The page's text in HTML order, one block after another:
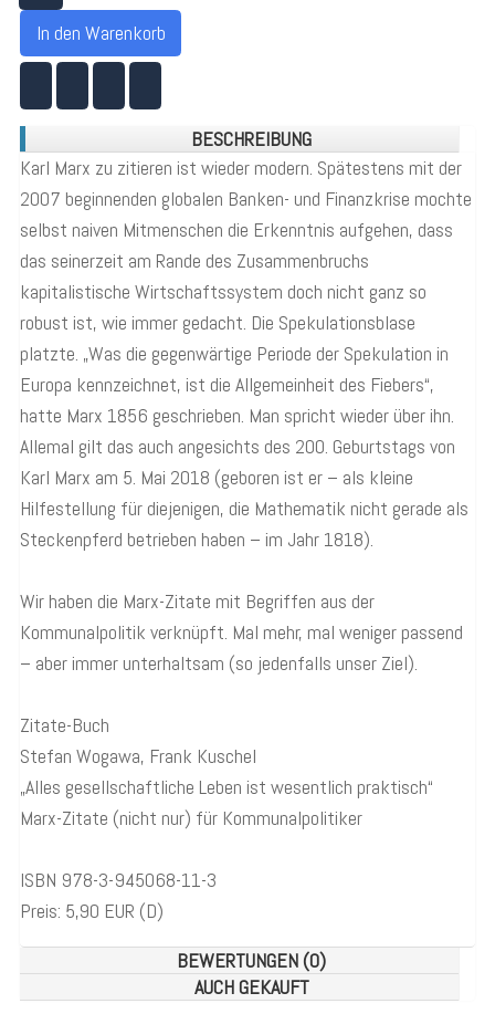
In den Warenkorb
BESCHREIBUNG
Karl Marx zu zitieren ist wieder modern. Spätestens mit der
2007 beginnenden globalen Banken- und Finanzkrise mochte
selbst naiven Mitmenschen die Erkenntnis aufgehen, dass
das seinerzeit am Rande des Zusammenbruchs
kapitalistische Wirtschaftssystem doch nicht ganz so
robust ist, wie immer gedacht. Die Spekulationsblase
platzte. „Was die gegenwärtige Periode der Spekulation in
Europa kennzeichnet, ist die Allgemeinheit des Fiebers“,
hatte Marx 1856 geschrieben. Man spricht wieder über ihn.
Allemal gilt das auch angesichts des 200. Geburtstags von
Karl Marx am 5. Mai 2018 (geboren ist er – als kleine
Hilfestellung für diejenigen, die Mathematik nicht gerade als
Steckenpferd betrieben haben – im Jahr 1818).
Wir haben die Marx-Zitate mit Begriffen aus der
Kommunalpolitik verknüpft. Mal mehr, mal weniger passend
– aber immer unterhaltsam (so jedenfalls unser Ziel).
Zitate-Buch
Stefan Wogawa, Frank Kuschel
„Alles gesellschaftliche Leben ist wesentlich praktisch“
Marx-Zitate (nicht nur) für Kommunalpolitiker
ISBN 978-3-945068-11-3
Preis: 5,90 EUR (D)
BEWERTUNGEN (0)
AUCH GEKAUFT